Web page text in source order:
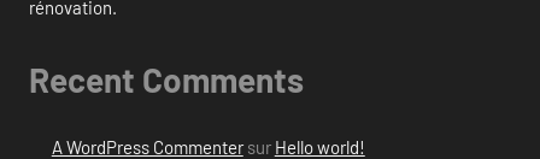
rénovation.
Recent Comments
A WordPress Commentersur Hello world!